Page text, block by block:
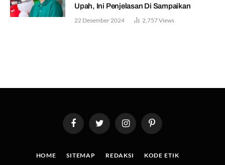
Upah, Ini Penjelasan Di Sampaikan
22 Desember 2024 2,757Views
FacebookTwitter InstagramPinterest
HOME SITEMAP REDAKSI KODE ETIK